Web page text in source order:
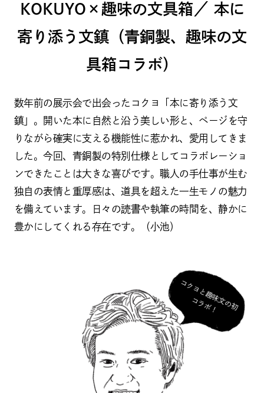
KOKUYO×趣味の文具箱／ 本に
寄り添う文鎮（青銅製、趣味の文
具箱コラボ）
数年前の展示会で出会ったコクヨ「本に寄り添う文
鎮」。開いた本に自然と沿う美しい形と、ページを守
りながら確実に支える機能性に惹かれ、愛用してきま
した。今回、青銅製の特別仕様としてコラボレーショ
ンできたことは大きな喜びです。職人の手仕事が生む
独自の表情と重厚感は、道具を超えた一生モノの魅力
を備えています。日々の読書や執筆の時間を、静かに
豊かにしてくれる存在です。（小池）
コ
ク
ヨ
と
趣
味
文
の
初
コ
ラ
ボ
！